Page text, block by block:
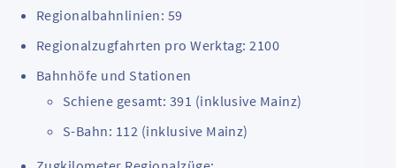
Regionalbahnlinien: 59
Regionalzugfahrten pro Werktag: 2100
Bahnhöfe und Stationen
Schiene gesamt: 391 (inklusive Mainz)
S-Bahn: 112 (inklusive Mainz)